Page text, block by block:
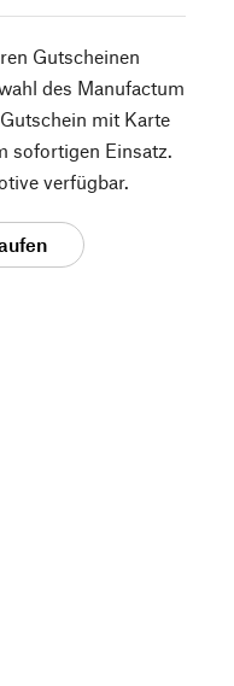
Gutscheinen
des Manufactum
mit Karte
sofortigen Einsatz.
verfügbar.